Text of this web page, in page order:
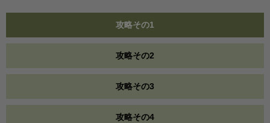
攻略その1
攻略その2
攻略その3
攻略その4